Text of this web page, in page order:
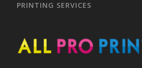
PRINTING SERVICES